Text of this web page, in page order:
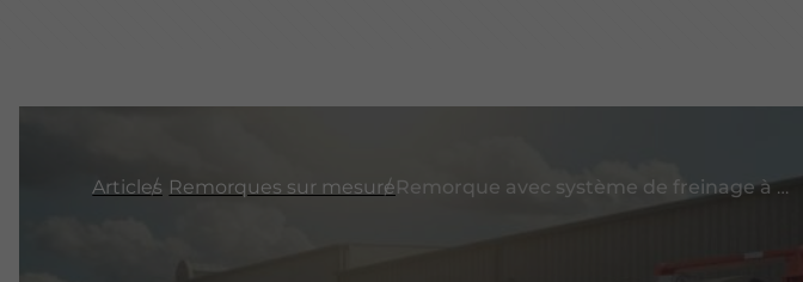
Articles Remorques sur mesure Remorque avec système de freinage à inertie : pour qui ?